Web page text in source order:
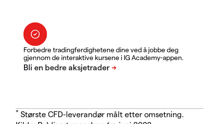
Forbedre tradingferdighetene dine ved å jobbe deg
gjennom de interaktive kursene i IG Academy-appen.
* Største CFD-leverandør målt etter omsetning.